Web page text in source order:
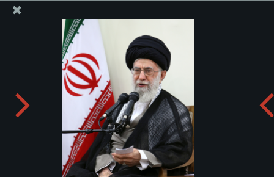
Ali Məqamlı Rəhbərin informasiya bloku
Ali Məqamlı Rəhbər Xubriqan Məclisinin sədri və
Məclisin beşinci mərhələsinə seçilmiş nümayəndələri ilə
görüşdü